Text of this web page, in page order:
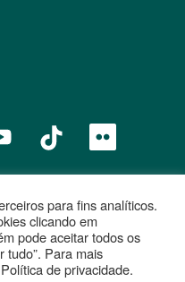
União Europeia
para fins analíticos.
clicando em
pode aceitar todos os
tudo”. Para mais
de privacidade.